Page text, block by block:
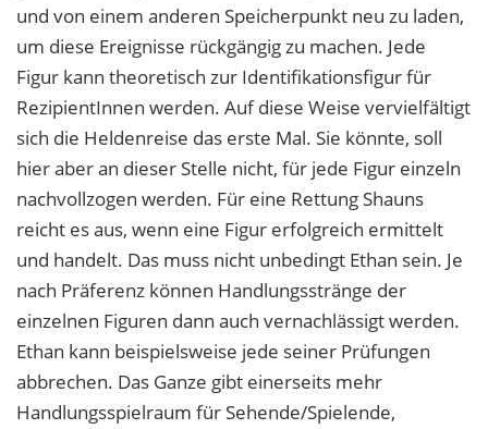
und von einem anderen Speicherpunkt neu zu laden,
um diese Ereignisse rückgängig zu machen. Jede
Figur kann theoretisch zur Identifikationsfigur für
RezipientInnen werden. Auf diese Weise vervielfältigt
sich die Heldenreise das erste Mal. Sie könnte, soll
hier aber an dieser Stelle nicht, für jede Figur einzeln
nachvollzogen werden. Für eine Rettung Shauns
reicht es aus, wenn eine Figur erfolgreich ermittelt
und handelt. Das muss nicht unbedingt Ethan sein. Je
nach Präferenz können Handlungsstränge der
einzelnen Figuren dann auch vernachlässigt werden.
Ethan kann beispielsweise jede seiner Prüfungen
abbrechen. Das Ganze gibt einerseits mehr
Handlungsspielraum für Sehende/Spielende,